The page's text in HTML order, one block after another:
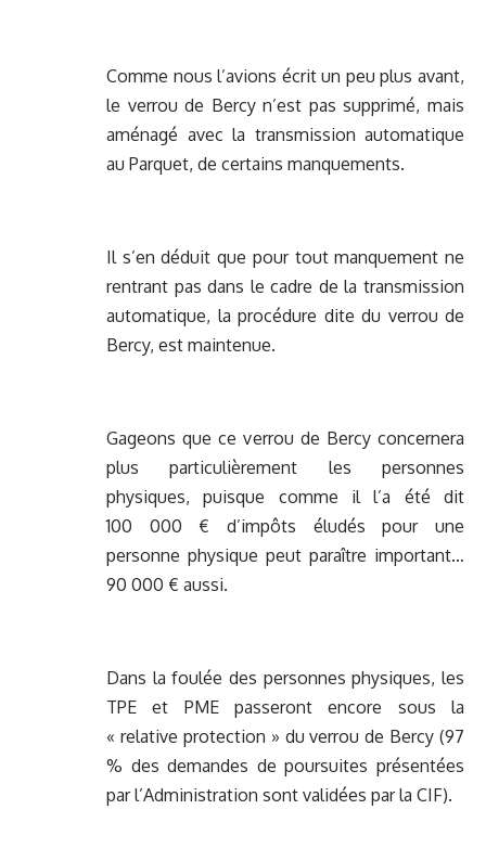
Comme nous l’avions écrit un peu plus avant,
le verrou de Bercy n’est pas supprimé, mais
aménagé avec la transmission automatique
au Parquet, de certains manquements.
Il s’en déduit que pour tout manquement ne
rentrant pas dans le cadre de la transmission
automatique, la procédure dite du verrou de
Bercy, est maintenue.
Gageons que ce verrou de Bercy concernera
plus particulièrement les personnes
physiques, puisque comme il l’a été dit
100 000 € d’impôts éludés pour une
personne physique peut paraître important…
90 000 € aussi.
Dans la foulée des personnes physiques, les
TPE et PME passeront encore sous la
« relative protection » du verrou de Bercy (97
% des demandes de poursuites présentées
par l’Administration sont validées par la CIF).